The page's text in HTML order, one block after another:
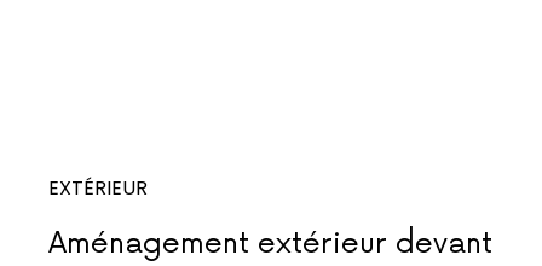
EXTÉRIEUR
Aménagement extérieur devant